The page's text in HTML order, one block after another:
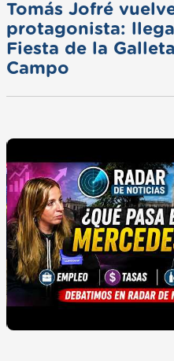
Tomás Jofré
protagonista:
Fiesta de la
Campo